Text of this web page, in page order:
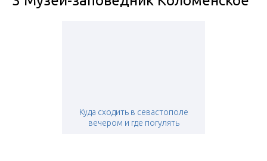
Куда сходить в севастополе
вечером и где погулять